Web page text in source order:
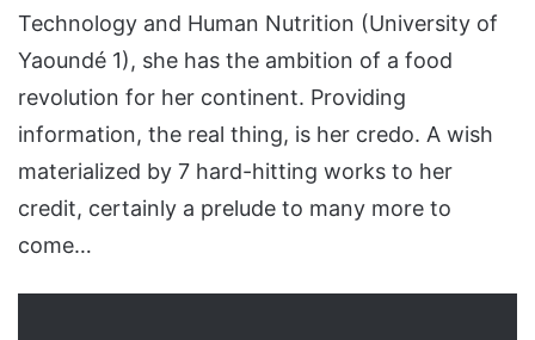
Technology and Human Nutrition (University of
Yaoundé 1), she has the ambition of a food
revolution for her continent. Providing
information, the real thing, is her credo. A wish
materialized by 7 hard-hitting works to her
credit, certainly a prelude to many more to
come…